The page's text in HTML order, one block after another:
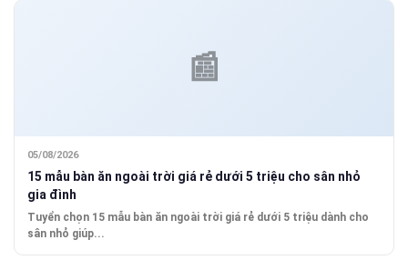
05/08/2026
15 mẫu bàn ăn ngoài trời giá rẻ dưới 5 triệu cho sân nhỏ
gia đình
Tuyển chọn 15 mẫu bàn ăn ngoài trời giá rẻ dưới 5 triệu dành cho
sân nhỏ giúp...